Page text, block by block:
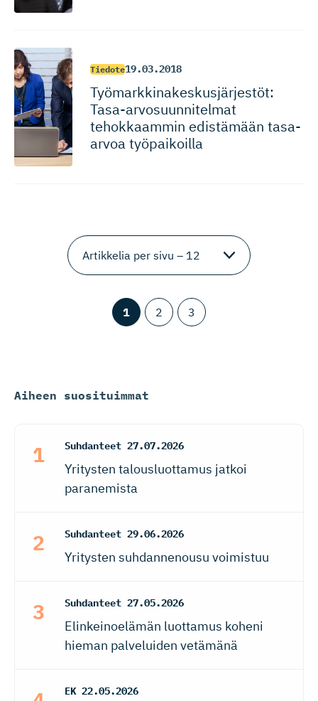
Tiedote19.03.2018
Työmarkki­na­kes­kus­jär­jestöt:
Tasa-arvo­suun­ni­telmat
tehokkaammin edistämään tasa-
arvoa työpaikoilla
1 2 3
Aiheen suosituimmat
Suhdanteet 27.07.2026
Yritysten talousluottamus jatkoi
paranemista
Suhdanteet 29.06.2026
Yritysten suhdannenousu voimistuu
Suhdanteet 27.05.2026
Elinkeinoelämän luottamus koheni
hieman palveluiden vetämänä
EK 22.05.2026